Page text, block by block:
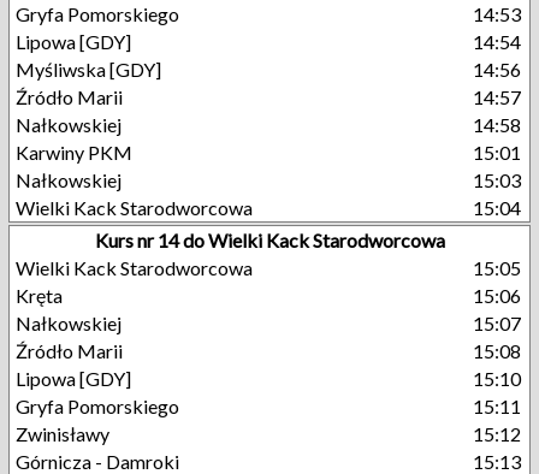
Gryfa Pomorskiego
14:53
Lipowa [GDY]
14:54
Myśliwska [GDY]
14:56
Źródło Marii
14:57
Nałkowskiej
14:58
Karwiny PKM
15:01
Nałkowskiej
15:03
Wielki Kack Starodworcowa
15:04
Kurs nr 14 do Wielki Kack Starodworcowa
Wielki Kack Starodworcowa
15:05
Kręta
15:06
Nałkowskiej
15:07
Źródło Marii
15:08
Lipowa [GDY]
15:10
Gryfa Pomorskiego
15:11
Zwinisławy
15:12
Górnicza - Damroki
15:13